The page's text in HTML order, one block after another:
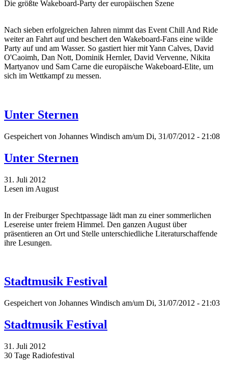
Die größte Wakeboard-Party der europäischen Szene
Nach sieben erfolgreichen Jahren nimmt das Event Chill And Ride
weiter an Fahrt auf und beschert den Wakeboard-Fans eine wilde
Party auf und am Wasser. So gastiert hier mit Yann Calves, David
O'Caoimh, Dan Nott, Dominik Hernler, David Vervenne, Nikita
Martyanov und Sam Carne die europäische Wakeboard-Elite, um
sich im Wettkampf zu messen.
Unter Sternen
Gespeichert von Johannes Windisch am/um Di, 31/07/2012 - 21:08
Unter Sternen
31. Juli 2012
Lesen im August
In der Freiburger Spechtpassage lädt man zu einer sommerlichen
Lesereise unter freiem Himmel. Den ganzen August über
präsentieren an Ort und Stelle unterschiedliche Literaturschaffende
ihre Lesungen.
Stadtmusik Festival
Gespeichert von Johannes Windisch am/um Di, 31/07/2012 - 21:03
Stadtmusik Festival
31. Juli 2012
30 Tage Radiofestival